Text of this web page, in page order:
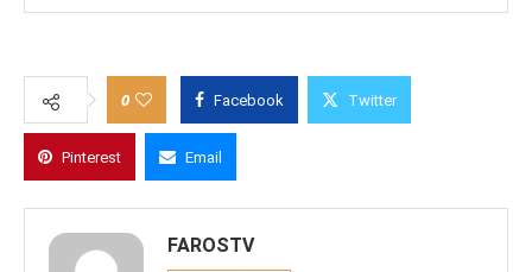
0 Facebook Twitter
Pinterest Email
FAROSTV